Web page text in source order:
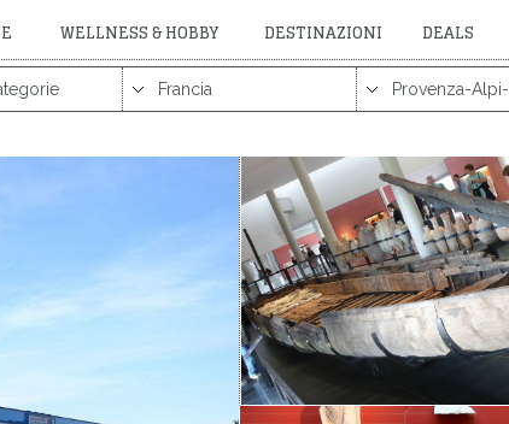
WELLNESS & HOBBY DESTINAZIONI DEALS